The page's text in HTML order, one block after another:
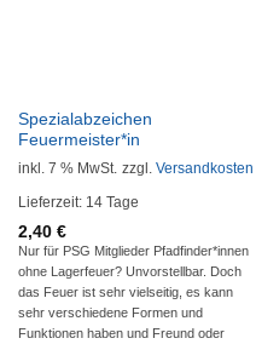
Spezialabzeichen
Feuermeister*in
inkl. 7 % MwSt. zzgl. Versandkosten
Lieferzeit: 14 Tage
2,40 €
Nur für PSG Mitglieder Pfadfinder*innen
ohne Lagerfeuer? Unvorstellbar. Doch
das Feuer ist sehr vielseitig, es kann
sehr verschiedene Formen und
Funktionen haben und Freund oder